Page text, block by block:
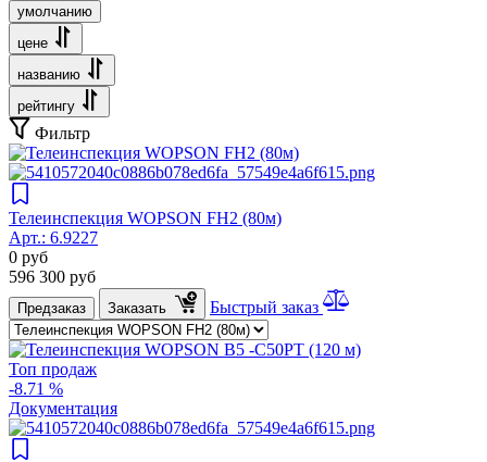
умолчанию
цене
названию
рейтингу
Фильтр
Телеинспекция WOPSON FH2 (80м)
Арт.: 6.9227
0 руб
596 300 руб
Предзаказ Заказать Быстрый заказ
Топ продаж
-8.71 %
Документация